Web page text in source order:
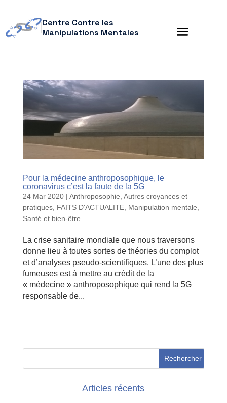
Centre Contre les
Manipulations Mentales
Pour la médecine anthroposophique, le
coronavirus c’est la faute de la 5G
24 Mar 2020| Anthroposophie Autres croyances et
pratiques, FAITS D'ACTUALITE, Manipulation mentale
Santé et bien-être
La crise sanitaire mondiale que nous traversons
donne lieu à toutes sortes de théories du complot
et d’analyses pseudo-scientifiques. L’une des plus
fumeuses est à mettre au crédit de la
« médecine » anthroposophique qui rend la 5G
responsable de...
Articles récents